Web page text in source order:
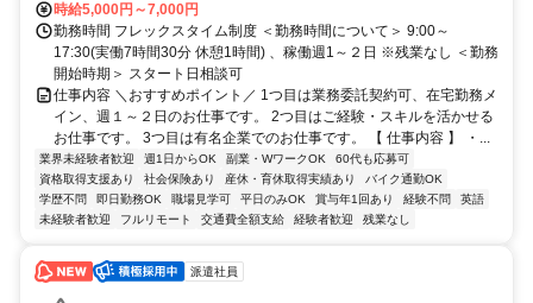
時給5,000円～7,000円
勤務時間 フレックスタイム制度 ＜勤務時間について＞ 9:00～
17:30(実働7時間30分 休憩1時間) 、稼働週1～２日 ※残業なし ＜勤務
開始時期＞ スタート日相談可
仕事内容 ＼おすすめポイント／ 1つ目は業務委託契約可、在宅勤務メ
イン、週１～２日のお仕事です。 2つ目はご経験・スキルを活かせる
お仕事です。 3つ目は有名企業でのお仕事です。 【 仕事内容 】 ・...
業界未経験者歓迎 週1日からOK 副業・WワークOK
60代も応募可
資格取得支援あり
社会保険あり 産休・育休取得実績あり
バイク通勤OK
学歴不問
即日勤務OK 職場見学可 平日のみOK 賞与年1回あり 経験不問
英語
未経験者歓迎
フルリモート 交通費全額支給 経験者歓迎 残業なし
派遣社員